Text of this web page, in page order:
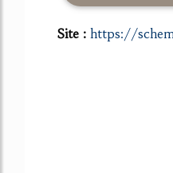
Site : https://